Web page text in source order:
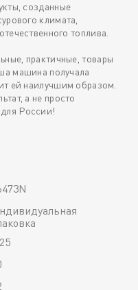
созданные
климата,
топлива.
практичные, товары
машина получала
ей наилучшим образом.
а не просто
России!